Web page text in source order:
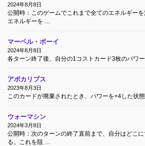
2024年8月8日
公開時：このゲームでこれまで全てのエネルギー
エネルギーを …
マーベル・ボーイ
2024年8月8日
各ターン終了後、自分の1コストカード3枚のパワー
アポカリプス
2023年8月3日
このカードが廃棄されたとき、パワーを+4した状態
ウォーマシン
2024年3月8日
公開時：次のターンの終了直前まで、自分はどこ
る。これを阻 …